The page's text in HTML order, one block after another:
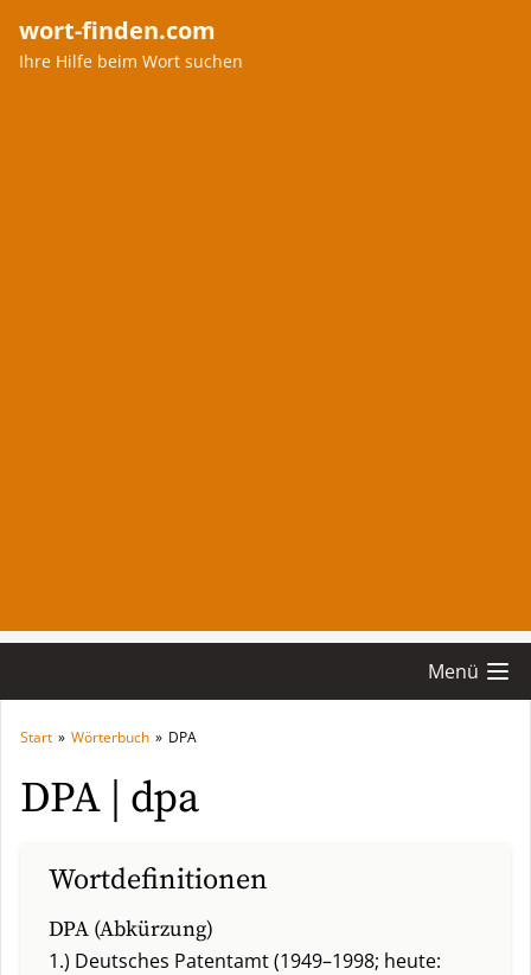
wort-finden.com
Ihre Hilfe beim Wort suchen
Menü
Start » Wörterbuch » DPA
DPA | dpa
Wortdefinitionen
DPA (Abkürzung)
1.) Deutsches Patentamt (1949–1998; heute: